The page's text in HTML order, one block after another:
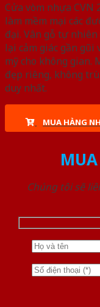
Cửa vòm nhựa CVN
làm mềm mại các
đại. Vân gỗ tự nhiên
lại cảm giác gần
mỹ cho không gian.
đẹp riêng, không
duy nhất.
MUA HÀNG
Chúng tôi sẽ